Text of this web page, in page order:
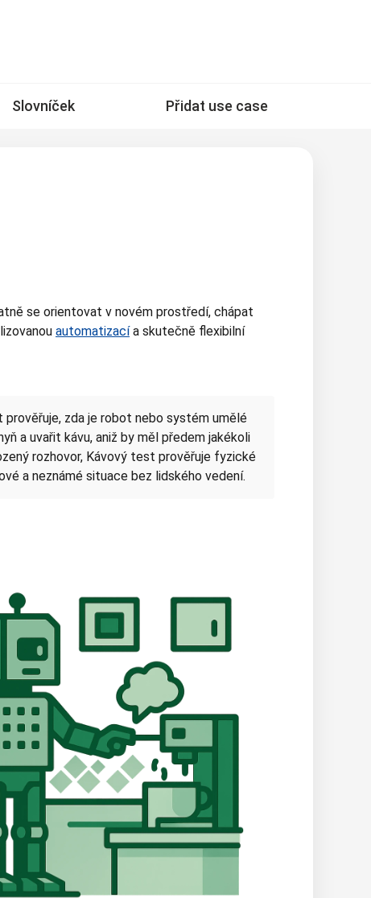
Slovníček Přidat use case
se orientovat v novém prostředí, chápat
automatizacía skutečně flexibilní
prověřuje, zda je robot nebo systém umělé
a uvařit kávu, aniž by měl předem jakékoli
rozhovor, Kávový test prověřuje fyzické
a neznámé situace bez lidského vedení.